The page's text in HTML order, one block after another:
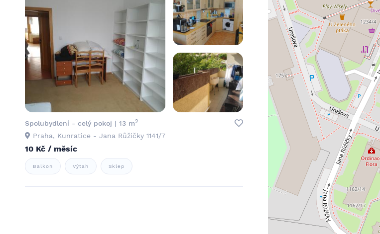
Spolubydlení - celý pokoj | 13 m2
Praha, Kunratice - Jana Růžičky 1141/7
10 Kč / měsíc
Balkon Výtah Sklep